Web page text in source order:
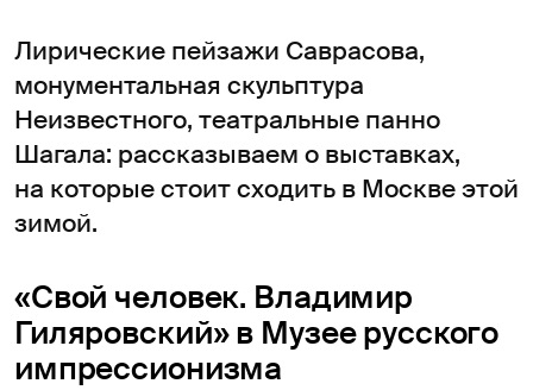
Лирические пейзажи Саврасова,
монументальная скульптура
Неизвестного, театральные панно
Шагала: рассказываем о выставках,
на которые стоит сходить в Москве этой
зимой.
«Свой человек. Владимир
Гиляровский» в Музее русского
импрессионизма